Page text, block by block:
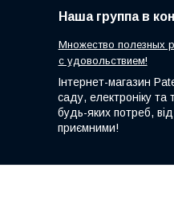
Наша группа в
Множество полезных
с удовольствием!
Інтернет-магазин
саду, електроніку та
будь-яких потреб,
приємними!